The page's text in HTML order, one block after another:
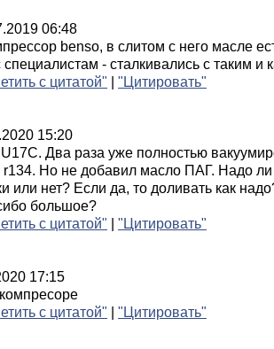
06:48
benso, в слитом с него масле
- сталкивались с таким и
с цитатой" "Цитировать"
15:20
Два раза уже полностью
Но не добавил масло ПАГ. Надо ли
или нет? Если да, то доливать как
большое?
с цитатой" "Цитировать"
17:15
с цитатой" "Цитировать"